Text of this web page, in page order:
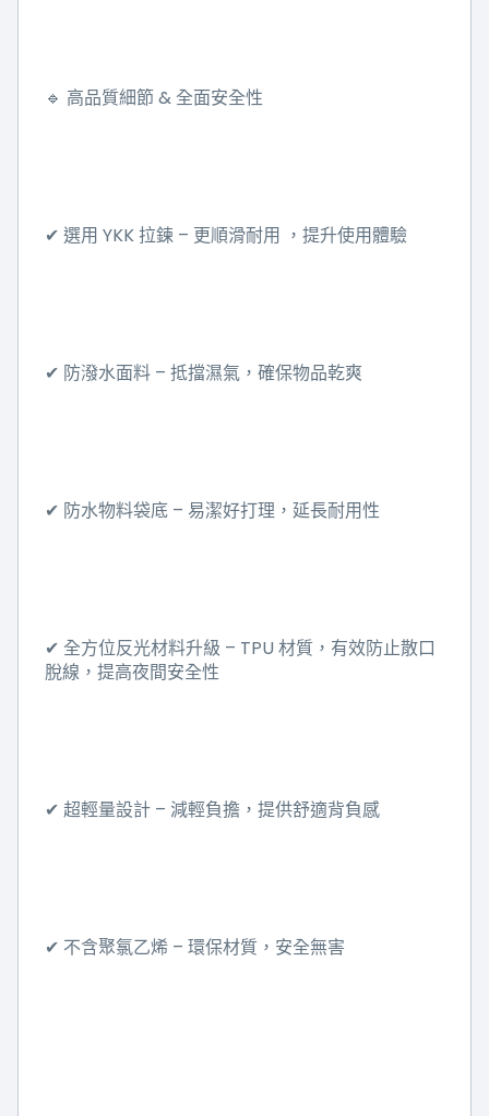
🔹 高品質細節 & 全面安全性
✔ 選用 YKK 拉鍊 – 更順滑耐用 ，提升使用體驗
✔ 防潑水面料 – 抵擋濕氣，確保物品乾爽
✔ 防水物料袋底 – 易潔好打理，延長耐用性
✔ 全方位反光材料升級 – TPU 材質，有效防止散口
脫線，提高夜間安全性
✔ 超輕量設計 – 減輕負擔，提供舒適背負感
✔ 不含聚氯乙烯 – 環保材質，安全無害